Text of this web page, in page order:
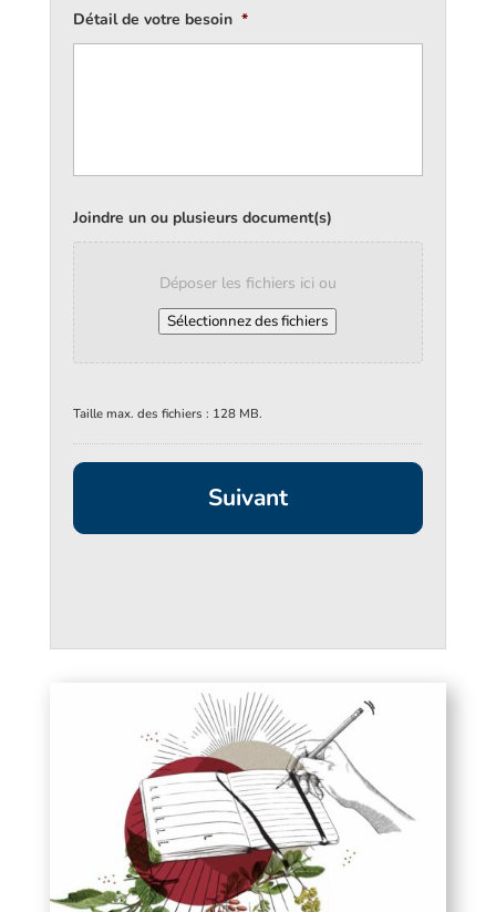
Détail de votre besoin *
Joindre un ou plusieurs document(s)
Déposer les fichiers ici ou
Sélectionnez des fichiers
Taille max. des fichiers : 128 MB.